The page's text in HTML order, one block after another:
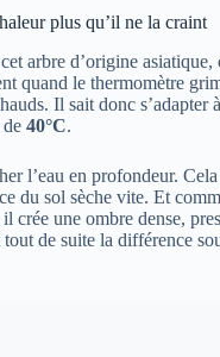
plus qu’il ne la craint
arbre d’origine asiatique,
quand le thermomètre
Il sait donc s’adapter
40°C.
l’eau en profondeur.
du sol sèche vite. Et
crée une ombre dense,
de suite la différence